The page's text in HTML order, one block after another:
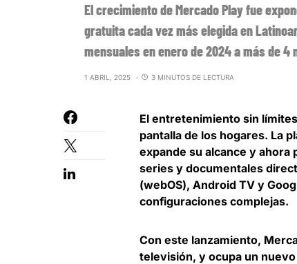
El crecimiento de Mercado Play fue
gratuita cada vez más elegida en
mensuales en enero de 2024 a más de
1 ABRIL, 2025 3 MINUTOS DE LECTURA
El entretenimiento sin
pantalla de los hogares. La
expande su alcance y
series y documentales
(webOS), Android TV y
configuraciones complejas.
Con este lanzamiento,
televisión, y ocupa un